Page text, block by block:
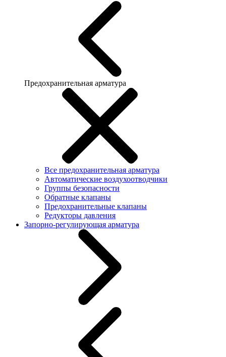
Предохранительная арматура
Все предохранительная арматура
Автоматические воздухоотводчики
Группы безопасности
Обратные клапаны
Предохранительные клапаны
Редукторы давления
Запорно-регулирующая арматура